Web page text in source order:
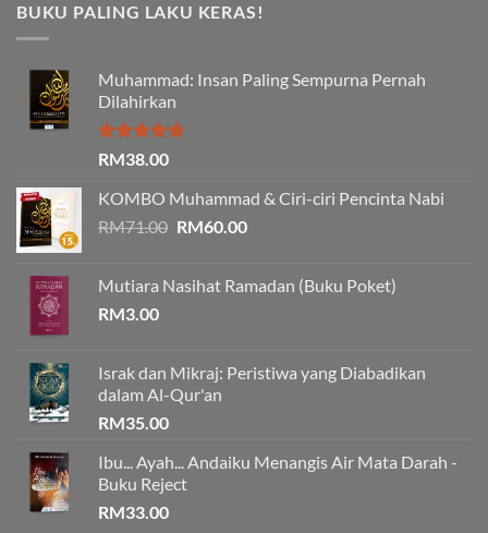
BUKU PALING LAKU KERAS!
Muhammad: Insan Paling Sempurna Pernah
Dilahirkan
Rated 5.00
RM38.00
KOMBO Muhammad & Ciri-ciri Pencinta Nabi
RM71.00 Original
RM71.00.
RM60.00Current
RM60.00.
Mutiara Nasihat Ramadan (Buku Poket)
RM3.00
Israk dan Mikraj: Peristiwa yang Diabadikan
dalam Al-Qur'an
RM35.00
Ibu... Ayah... Andaiku Menangis Air Mata Darah -
Buku Reject
RM33.00